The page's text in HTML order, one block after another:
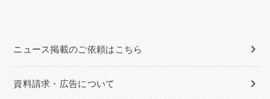
ニュース掲載のご依頼はこちら
資料請求・広告について